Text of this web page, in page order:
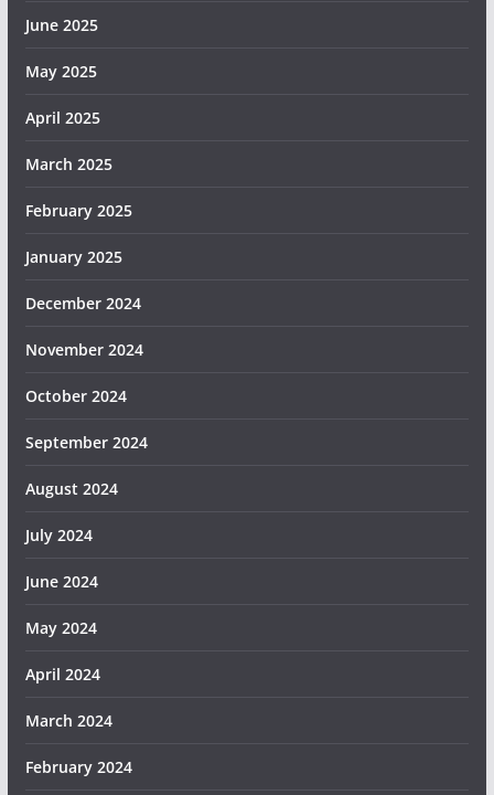
June 2025
May 2025
April 2025
March 2025
February 2025
January 2025
December 2024
November 2024
October 2024
September 2024
August 2024
July 2024
June 2024
May 2024
April 2024
March 2024
February 2024